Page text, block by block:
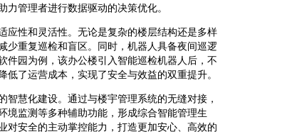
管理者进行数据驱动的决策优化。
应性和灵活性。无论是复杂的楼层结构还是多样
少重复巡检和盲区。同时，机器人具备夜间巡逻
件园为例，该办公楼引入智能巡检机器人后，不
了运营成本，实现了安全与效益的双重提升。
慧化建设。通过与楼宇管理系统的无缝对接，
境监测等多种辅助功能，形成综合智能管理生
对安全的主动掌控能力，打造更加安心、高效的